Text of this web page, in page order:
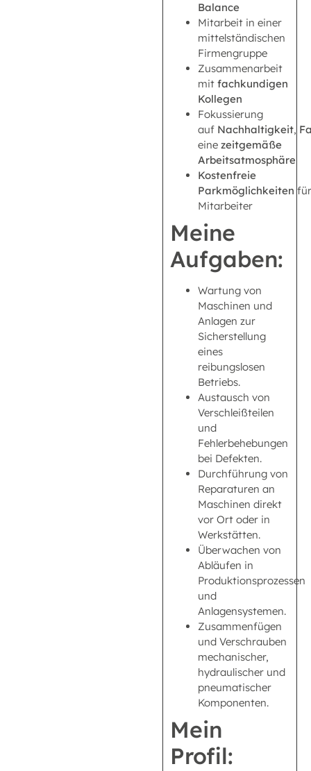
Balance
Mitarbeit in einer
mittelständischen
Firmengruppe
Zusammenarbeit
mit fachkundigen
Kollegen
Fokussierung
auf Nachhaltigkeit,
eine zeitgemäße
Arbeitsatmosphäre
Kostenfreie
Parkmöglichkeiten für
Mitarbeiter
Meine
Aufgaben:
Wartung von
Maschinen und
Anlagen zur
Sicherstellung
eines
reibungslosen
Betriebs.
Austausch von
Verschleißteilen
und
Fehlerbehebungen
bei Defekten.
Durchführung von
Reparaturen an
Maschinen direkt
vor Ort oder in
Werkstätten.
Überwachen von
Abläufen in
Produktionsprozessen
und
Anlagensystemen.
Zusammenfügen
und Verschrauben
mechanischer,
hydraulischer und
pneumatischer
Komponenten.
Mein
Profil: